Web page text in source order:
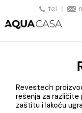
tel |
Revestech
rešenja za